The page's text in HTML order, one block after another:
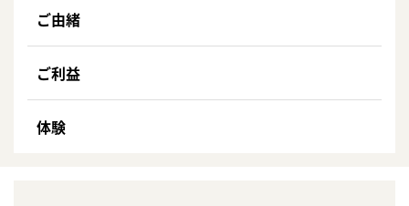
ご由緒
ご利益
体験